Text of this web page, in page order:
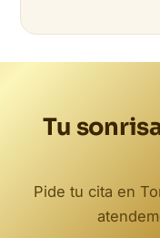
Tu
Pide tu cita en